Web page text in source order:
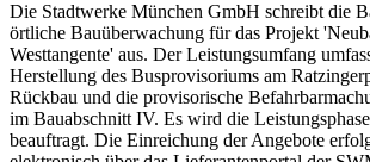
Die Stadtwerke München GmbH schreibt die
örtliche Bauüberwachung für das Projekt
Westtangente' aus. Der Leistungsumfang
Herstellung des Busprovisoriums am
Rückbau und die provisorische
im Bauabschnitt IV. Es wird die
beauftragt. Die Einreichung der Angebote